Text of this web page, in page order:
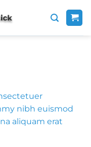
nibh euismod
aliquam erat